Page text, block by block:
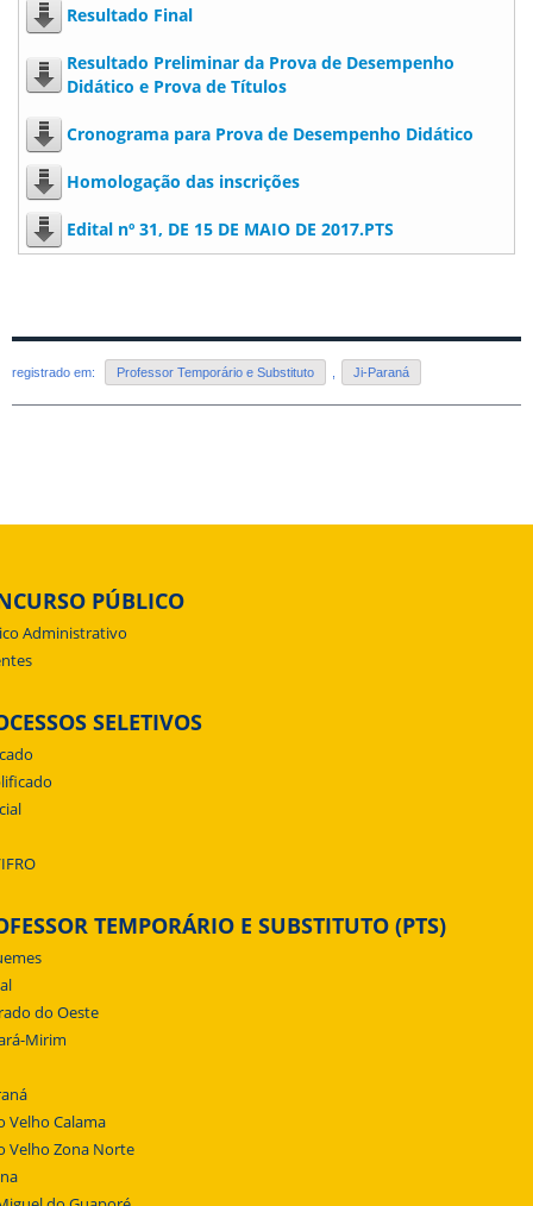
Resultado Final
Resultado Preliminar da Prova de Desempenho
Didático e Prova de Títulos
Cronograma para Prova de Desempenho Didático
Homologação das inscrições
Edital nº 31, DE 15 DE MAIO DE 2017.PTS
registrado em: Professor Temporário e Substituto , Ji-Paraná
PÚBLICO
Administrativo
SELETIVOS
TEMPORÁRIO E SUBSTITUTO (PTS)
do Oeste
Mirim
Velho Calama
Velho Zona Norte